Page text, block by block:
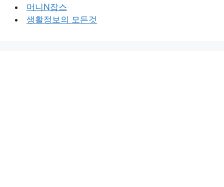
머니N잡스
생활정보의 모든것